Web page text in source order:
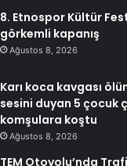
8. Etnospor Kültür
görkemli kapanış
Ağustos 8, 2026
Karı koca kavgası
sesini duyan 5 çocuk
komşulara koştu
Ağustos 8, 2026
TEM Otoyolu’nda